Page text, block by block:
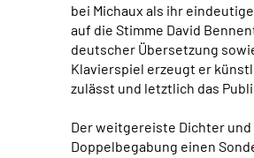
bei Michaux als ihr
auf die Stimme David
deutscher Übersetzung
Klavierspiel erzeugt er
zulässt und letztlich das
Der weitgereiste Dichter
Doppelbegabung einen